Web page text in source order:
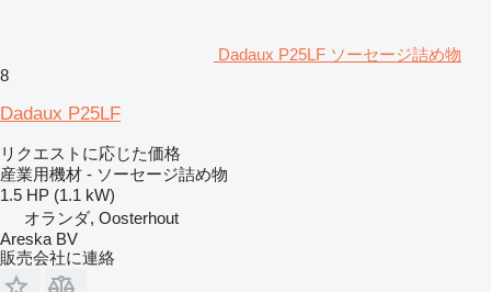
Dadaux P25LF ソーセージ詰め物
8
Dadaux P25LF
リクエストに応じた価格
産業用機材 - ソーセージ詰め物
1.5 HP (1.1 kW)
オランダ, Oosterhout
Areska BV
販売会社に連絡